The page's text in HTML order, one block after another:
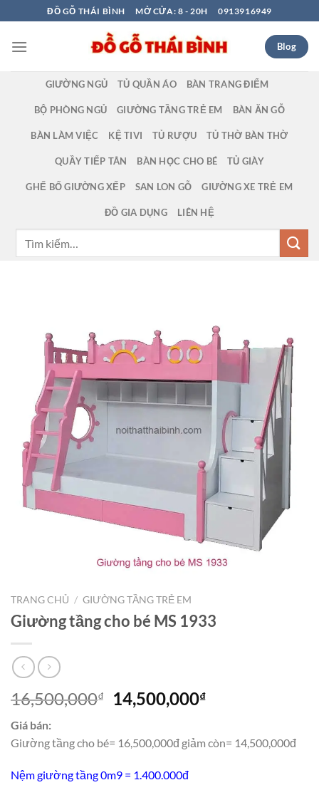
qua
nội
ĐỒ GỖ THÁI BÌNH MỞ CỬA: 8 - 20H 0913916949
Blog
GIƯỜNG NGỦ TỦ QUẦN ÁO BÀN TRANG ĐIỂM
BỘ PHÒNG NGỦ GIƯỜNG TẦNG TRẺ EM BÀN ĂN GỖ
BÀN LÀM VIỆC KỆ TIVI TỦ RƯỢU TỦ THỜ BÀN THỜ
QUẦY TIẾP TÂN BÀN HỌC CHO BÉ TỦ GIÀY
GHẾ BỐ GIƯỜNG XẾP SAN LON GỖ GIƯỜNG XE TRẺ EM
ĐỒ GIA DỤNG LIÊN HỆ
TRANG CHỦ / GIƯỜNG TẦNG TRẺ EM
Giường tầng cho bé MS 1933
16,500,000₫
Giá
gốc
16,500,000₫.
14,500,000₫Giá
là:
Giá bán:
Giường tầng cho bé= 16,500,000đ giảm còn= 14,500,000đ
Nệm giường tầng 0m9 = 1.400.000đ